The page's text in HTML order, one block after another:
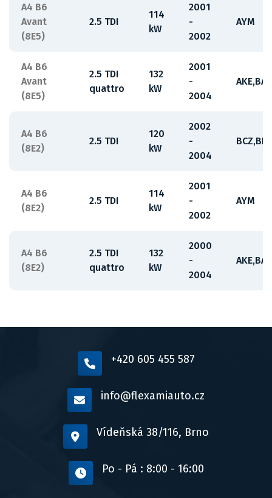
A4 B6
Avant
(8E5)
2.5 TDI
114
kW
2001
-
2002
AYM
A4 B6
Avant
(8E5)
2.5 TDI
quattro
132
kW
2001
-
2004
A4 B6
(8E2)
2.5 TDI
120
kW
2002
-
2004
A4 B6
(8E2)
2.5 TDI
114
kW
2001
-
2002
AYM
A4 B6
(8E2)
2.5 TDI
quattro
132
kW
2000
-
2004
+420 605 455 587
info@flexamiauto.cz
Vídeňská 38/116, Brno
Po - Pá : 8:00 - 16:00